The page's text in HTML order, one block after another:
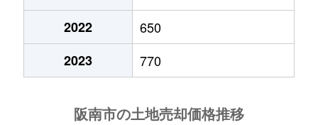
2022
650
2023
770